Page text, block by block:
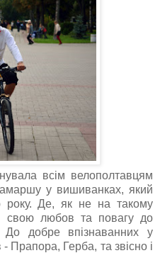
всім велополтавцям
у вишиванках, який
року. Де, як не на такому
свою любов та повагу до
До добре впізнаванних у
Прапора, Герба, та звісно і